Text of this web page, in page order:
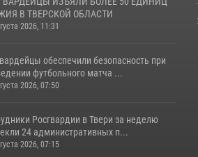
В ТВЕРСКОЙ ОБЛАСТИ
2026, 11:31
обеспечили безопасность при
футбольного матча ...
2026, 07:50
Росгвардии в Твери за неделю
24 административных п...
2026, 07:15